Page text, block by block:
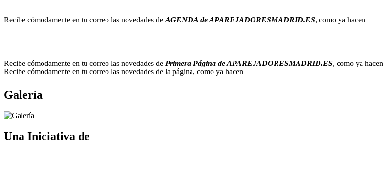
Recibe cómodamente en tu correo las novedades de AGENDA de APAREJADORESMADRID.ES, como ya hacen
Recibe cómodamente en tu correo las novedades de Primera Página de APAREJADORESMADRID.ES, como ya hacen
Recibe cómodamente en tu correo las novedades de la página, como ya hacen
Galería
Una Iniciativa de